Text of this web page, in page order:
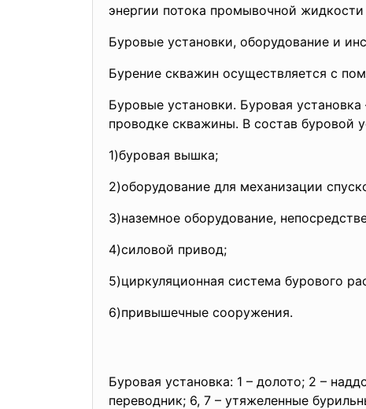
энергии потока промывочной
Буровые установки, оборудование и
Бурение скважин осуществляется с
Буровые установки. Буровая
проводке скважины. В состав буровой
1)буровая вышка;
2)оборудование для механизации
3)наземное оборудование,
4)силовой привод;
5)циркуляционная система бурового
6)привышечные сооружения.
Буровая установка: 1 – долото; 2 –
переводник; 6, 7 – утяжеленные